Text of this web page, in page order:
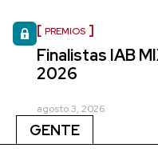
PREMIOS
Finalistas IAB
2026
agosto 3, 2026
GENTE